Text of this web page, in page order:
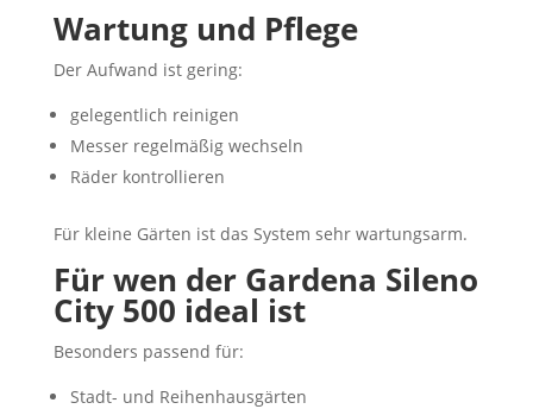
Wartung und Pflege
Der Aufwand ist gering:
gelegentlich reinigen
Messer regelmäßig wechseln
Räder kontrollieren
Für kleine Gärten ist das System sehr wartungsarm.
Für wen der Gardena Sileno
City 500 ideal ist
Besonders passend für:
Stadt- und Reihenhausgärten